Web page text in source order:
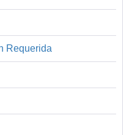
Requerida